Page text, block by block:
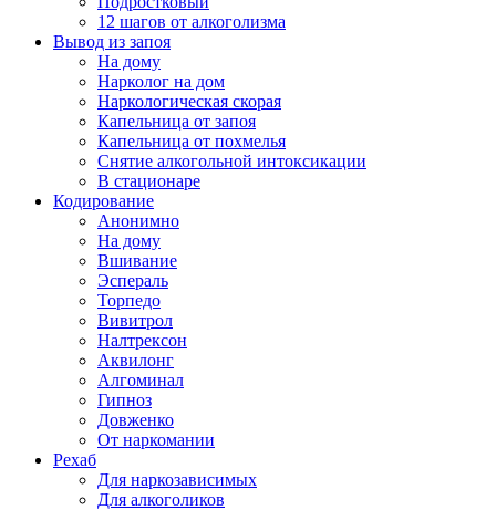
12 шагов от алкоголизма
Вывод из запоя
На дому
Нарколог на дом
Наркологическая скорая
Капельница от запоя
Капельница от похмелья
Снятие алкогольной интоксикации
В стационаре
Кодирование
Анонимно
На дому
Вшивание
Эспераль
Торпедо
Вивитрол
Налтрексон
Аквилонг
Алгоминал
Гипноз
Довженко
От наркомании
Рехаб
Для наркозависимых
Для алкоголиков